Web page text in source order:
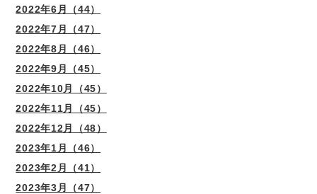
2022年6月（44）
2022年7月（47）
2022年8月（46）
2022年9月（45）
2022年10月（45）
2022年11月（45）
2022年12月（48）
2023年1月（46）
2023年2月（41）
2023年3月（47）